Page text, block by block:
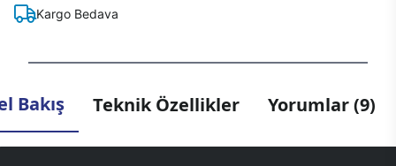
Kargo Bedava
Bakış Teknik Özellikler Yorumlar (9)